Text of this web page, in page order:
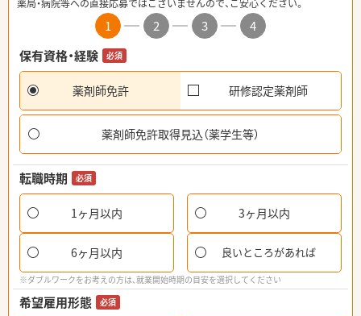
薬局・病院等への直接応募ではございませんので、ご安心ください。
1 2 3
4
保有資格・経験
必須
薬剤師免許 研修認定薬剤師
薬剤師免許取得見込（薬学生等）
転職時期 必須
1ヶ月以内 3ヶ月以内
6ヶ月以内 良いところがあれば
※ダブルワークをお考えの方は、就業開始時期の目安を選択してください
希望雇用形態 必須